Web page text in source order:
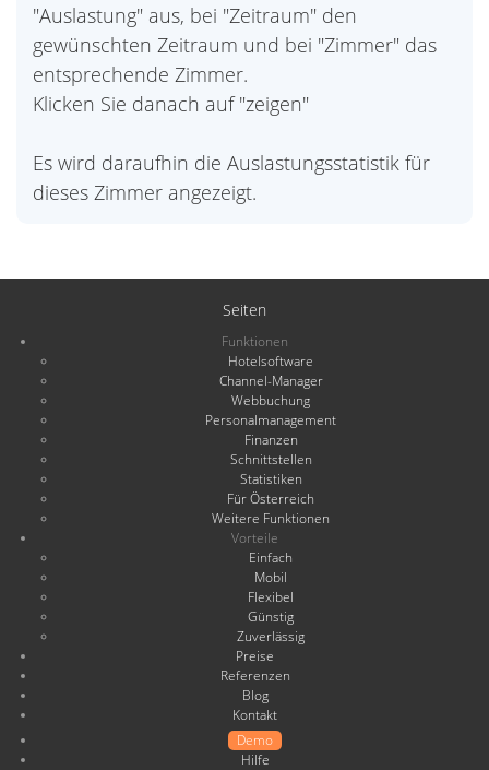
"Auslastung" aus, bei "Zeitraum" den
gewünschten Zeitraum und bei "Zimmer" das
entsprechende Zimmer.
Klicken Sie danach auf "zeigen"
Es wird daraufhin die Auslastungsstatistik für
dieses Zimmer angezeigt.
Seiten
Funktionen
Hotelsoftware
Channel-Manager
Webbuchung
Personalmanagement
Finanzen
Schnittstellen
Statistiken
Für Österreich
Weitere Funktionen
Vorteile
Einfach
Mobil
Flexibel
Günstig
Zuverlässig
Preise
Referenzen
Blog
Kontakt
Demo
Hilfe